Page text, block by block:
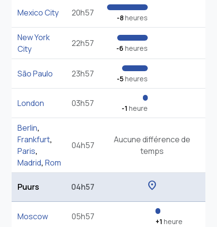
Mexico City 20h57 -8heures
New York
City
22h57 -6 heures
São Paulo 23h57 -5heures
London 03h57 -1 heure
Berlin,
Frankfurt,
Paris,
Madrid, Rom
04h57
Aucune différence de
temps
Puurs 04h57 location_on
Moscow 05h57 +1 heure